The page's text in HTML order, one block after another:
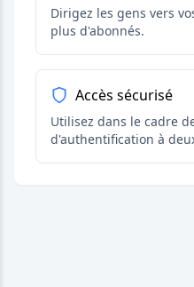
Dirigez les gens vers
plus d'abonnés.
Accès sécurisé
Utilisez dans le cadre
d'authentification à